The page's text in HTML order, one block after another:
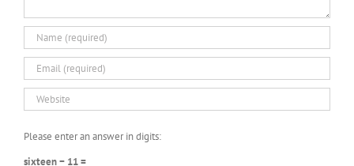
Please enter an answer in digits:
sixteen − 11 =